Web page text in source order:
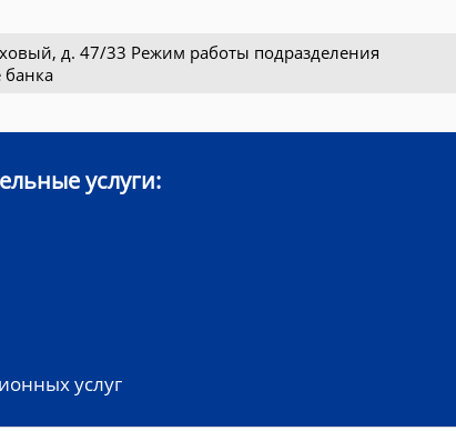
д. 47/33 Режим работы подразделения
банка
услуги:
услуг